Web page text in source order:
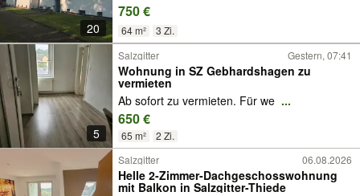
20
750 €
64 m² 3 Zi.
5
Salzgitter Gestern, 07:41
Wohnung in SZ Gebhardshagen zu
vermieten
Ab sofort zu vermieten. Für we ...
650 €
65 m² 2 Zi.
Salzgitter 06.08.2026
Helle 2-Zimmer-Dachgeschosswohnung
mit Balkon in Salzgitter-Thiede